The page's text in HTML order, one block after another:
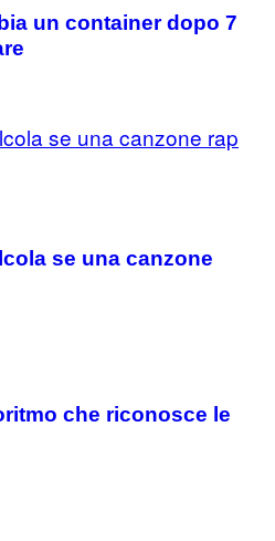
un container dopo 7
se una canzone
che riconosce le